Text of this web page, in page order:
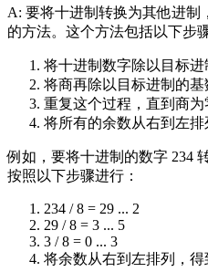
A: 要将十进制转换为其他进制
的方法。这个方法包括以下步
将十进制数字除以目标进
将商再除以目标进制的基
重复这个过程，直到商为
将所有的余数从右到左排
例如，要将十进制的数字 234
按照以下步骤进行：
234 / 8 = 29 ... 2
29 / 8 = 3 ... 5
3 / 8 = 0 ... 3
将余数从右到左排列，得